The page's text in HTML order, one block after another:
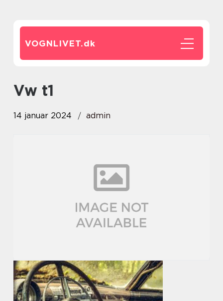
VOGNLIVET.dk
vw t1
14 januar 2024 admin